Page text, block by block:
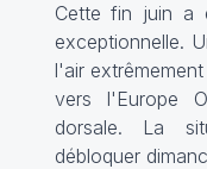
Cette fin juin a
exceptionnelle.
l'air
vers l'Europe
dorsale. La
débloquer